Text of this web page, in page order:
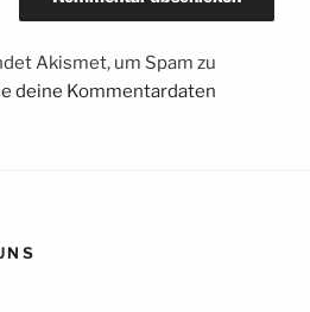
Akismet, um Spam zu
deine Kommentardaten